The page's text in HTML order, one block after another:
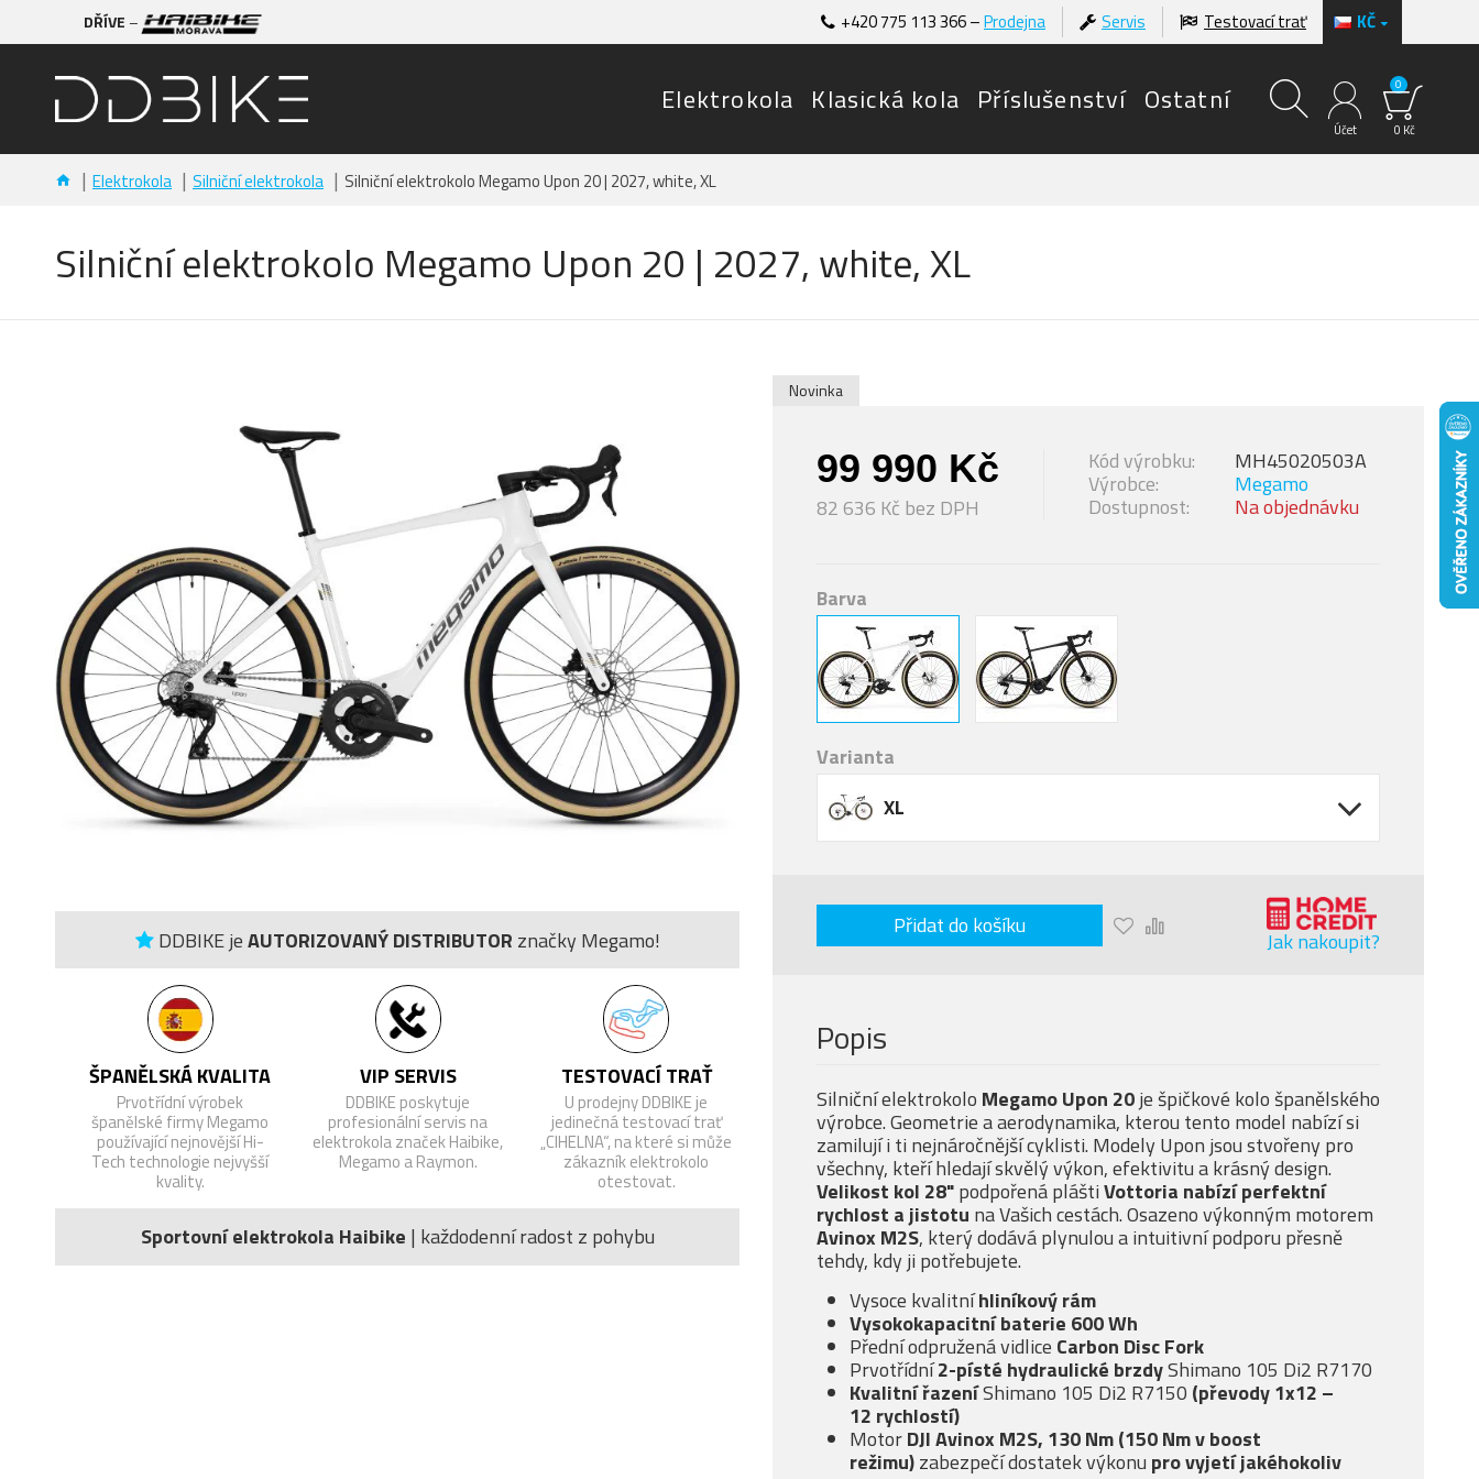
DŘÍVE – KČ
+420 775 113 366 –Prodejna Servis Testovací trať
Elektrokola Klasická kola Příslušenství Ostatní
Účet 0 Kč
0
Elektrokola Silniční elektrokola Silniční elektrokolo Megamo Upon 20 | 2027, white, XL
Silniční elektrokolo Megamo Upon 20 | 2027, white, XL
DDBIKE jeAUTORIZOVANÝ DISTRIBUTOR značky Megamo!
ŠPANĚLSKÁ KVALITA
Prvotřídní výrobek
španělské firmy Megamo
používající nejnovější Hi-
Tech technologie nejvyšší
kvality.
VIP SERVIS
DDBIKE poskytuje
profesionální servis na
elektrokola značek Haibike,
Megamo a Raymon.
TESTOVACÍ TRAŤ
U prodejny DDBIKE je
jedinečná testovací trať
„CIHELNA“, na které si může
zákazník elektrokolo
otestovat.
Sportovní elektrokola Haibike | každodenní radost z pohybu
Novinka
99 990 Kč
82 636 Kč bez DPH Dostupnost: Na objednávku
Výrobce: Megamo
Kód výrobku: MH45020503A
Barva
Varianta
XL
Přidat do košíku
Jak nakoupit?
Popis
Silniční elektrokolo Megamo Upon 20je špičkové kolo španělského
výrobce. Geometrie a aerodynamika, kterou tento model nabízí si
zamilují i ti nejnáročnější cyklisti. Modely Upon jsou stvořeny pro
všechny, kteří hledají skvělý výkon, efektivitu a krásný design.
Velikost kol 28"podpořená pláštiVottoria nabízíperfektní
rychlost a jistotu na Vašich cestách. Osazeno výkonným motorem
Avinox M2S, který dodává plynulou a intuitivní podporu přesně
tehdy, kdy ji potřebujete.
Vysoce kvalitníhliníkový rám
Vysokokapacitní baterie 600 Wh
Přední odpružená vidlice Carbon Disc Fork
Prvotřídní2-písté hydraulické brzdyShimano 105 Di2 R7170
Kvalitní řazeníShimano 105 Di2 R7150 (převody 1x12 –
12 rychlostí)
MotorDJI Avinox M2S, 130 Nm (150 Nm v boost
režimu)zabezpečí dostatek výkonu pro vyjetí jakéhokoliv